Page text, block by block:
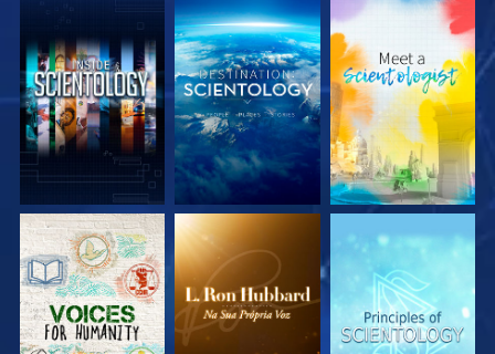
EXPLORE A SÉRIE EXPLORE A SÉRIE EXPLORE A SÉRIE